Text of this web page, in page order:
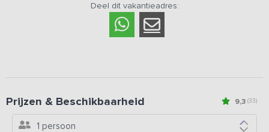
Deel dit vakantieadres:
9,3 (33)
Prijzen & Beschikbaarheid
1 persoon